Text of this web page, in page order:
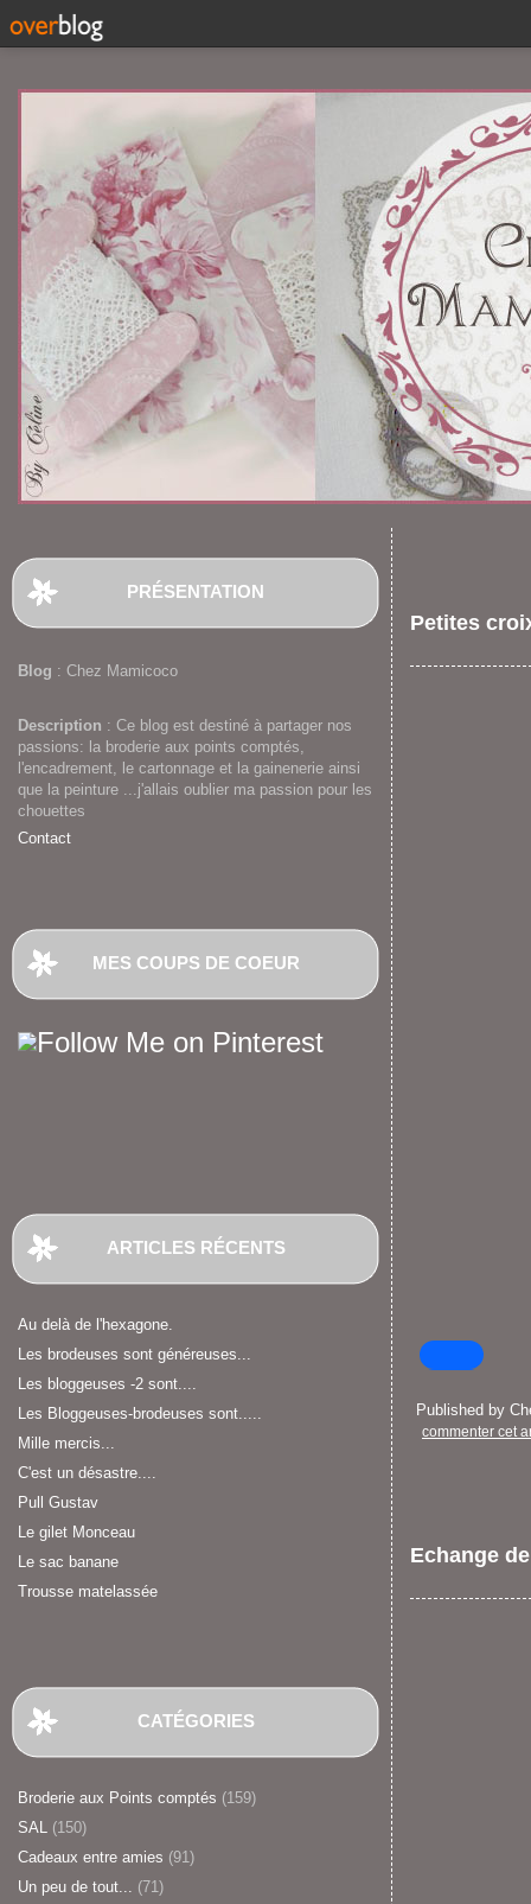
PRÉSENTATION
Blog : Chez Mamicoco
Description : Ce blog est destiné à partager nos
passions: la broderie aux points comptés,
l'encadrement, le cartonnage et la gainenerie ainsi
que la peinture ...j'allais oublier ma passion pour les
chouettes
Contact
MES COUPS DE COEUR
ARTICLES RÉCENTS
Au delà de l'hexagone.
Les brodeuses sont généreuses...
Les bloggeuses -2 sont....
Les Bloggeuses-brodeuses sont.....
Mille mercis...
C'est un désastre....
Pull Gustav
Le gilet Monceau
Le sac banane
Trousse matelassée
CATÉGORIES
Broderie aux Points comptés (159)
SAL (150)
Cadeaux entre amies (91)
Un peu de tout... (71)
Petites
Published by
commenter cet
Echange